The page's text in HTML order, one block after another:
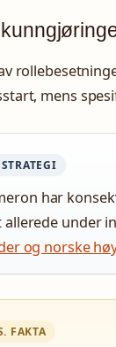
mens
har
under
og norske
FAKTA